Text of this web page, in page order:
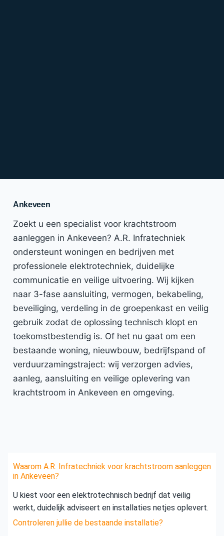
Ankeveen
Zoekt u een specialist voor krachtstroom
aanleggen in Ankeveen? A.R. Infratechniek
ondersteunt woningen en bedrijven met
professionele elektrotechniek, duidelijke
communicatie en veilige uitvoering. Wij kijken
naar 3-fase aansluiting, vermogen, bekabeling,
beveiliging, verdeling in de groepenkast en veilig
gebruik zodat de oplossing technisch klopt en
toekomstbestendig is. Of het nu gaat om een
bestaande woning, nieuwbouw, bedrijfspand of
verduurzamingstraject: wij verzorgen advies,
aanleg, aansluiting en veilige oplevering van
krachtstroom in Ankeveen en omgeving.
Waarom A.R. Infratechniek voor krachtstroom aanleggen
in Ankeveen?
U kiest voor een elektrotechnisch bedrijf dat veilig
werkt, duidelijk adviseert en installaties netjes oplevert.
Controleren jullie de bestaande installatie?